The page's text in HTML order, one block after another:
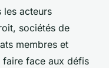
les acteurs
sociétés de
membres et
faire face aux défis